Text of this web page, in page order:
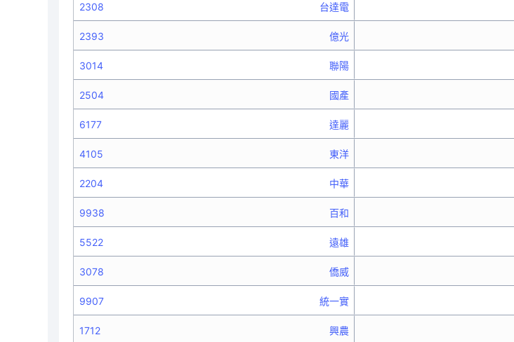
2308 台達電
2393 億光
3014 聯陽
2504 國產
6177 達麗
4105 東洋
2204 中華
9938 百和
5522 遠雄
3078 僑威
9907 統一實
1712 興農